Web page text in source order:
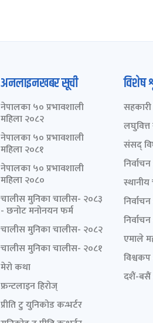
अनलाइनखबर सूची
नेपालका ५० प्रभावशाली
महिला २०८२
नेपालका ५० प्रभावशाली
महिला २०८१
नेपालका ५० प्रभावशाली
महिला २०८०
चालीस मुनिका चालीस- २०८३
- छनोट मनोनयन फर्म
चालीस मुनिका चालीस- २०८२
चालीस मुनिका चालीस- २०८१
मेरो कथा
फ्रन्टलाइन हिरोज्
प्रीति टु युनिकोड कन्भर्टर
विशेष
संसद्
एमाले
दशैं-बसैं